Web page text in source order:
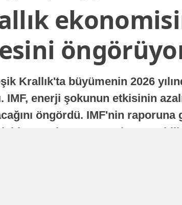
Krallık'ta büyümenin 2026
IMF, enerji şokunun etkisinin
öngördü. IMF'nin raporuna
bir toparlanma süreci